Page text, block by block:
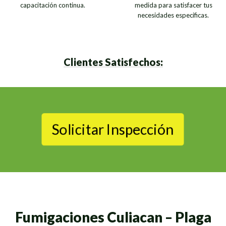
capacitación continua.
medida para satisfacer tus
necesidades especificas.
Clientes Satisfechos:
Solicitar Inspección
Fumigaciones Culiacan – Plaga